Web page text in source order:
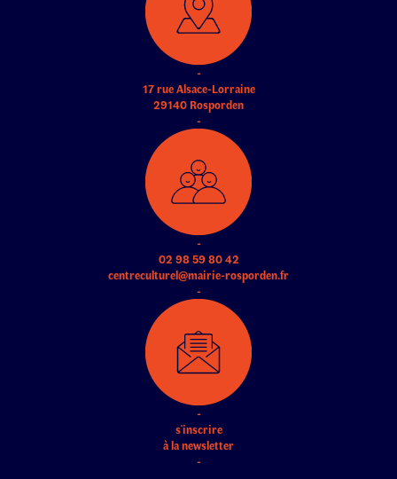
-
17 rue Alsace-Lorraine
29140 Rosporden
-
-
02 98 59 80 42
centreculturel@mairie-rosporden.fr
-
-
s'inscrire
à la newsletter
-